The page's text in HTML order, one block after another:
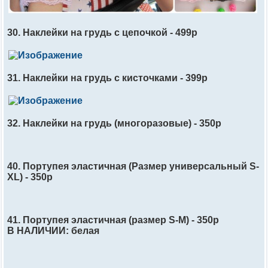
30. Наклейки на грудь с цепочкой - 499р
31. Наклейки на грудь с кисточками - 399р
32. Наклейки на грудь (многоразовые) - 350р
40. Портупея эластичнaя (Размер универсальный S-
ХL) - 350р
41. Портупея эластичная (размер S-M) - 350р
В НАЛИЧИИ: белая